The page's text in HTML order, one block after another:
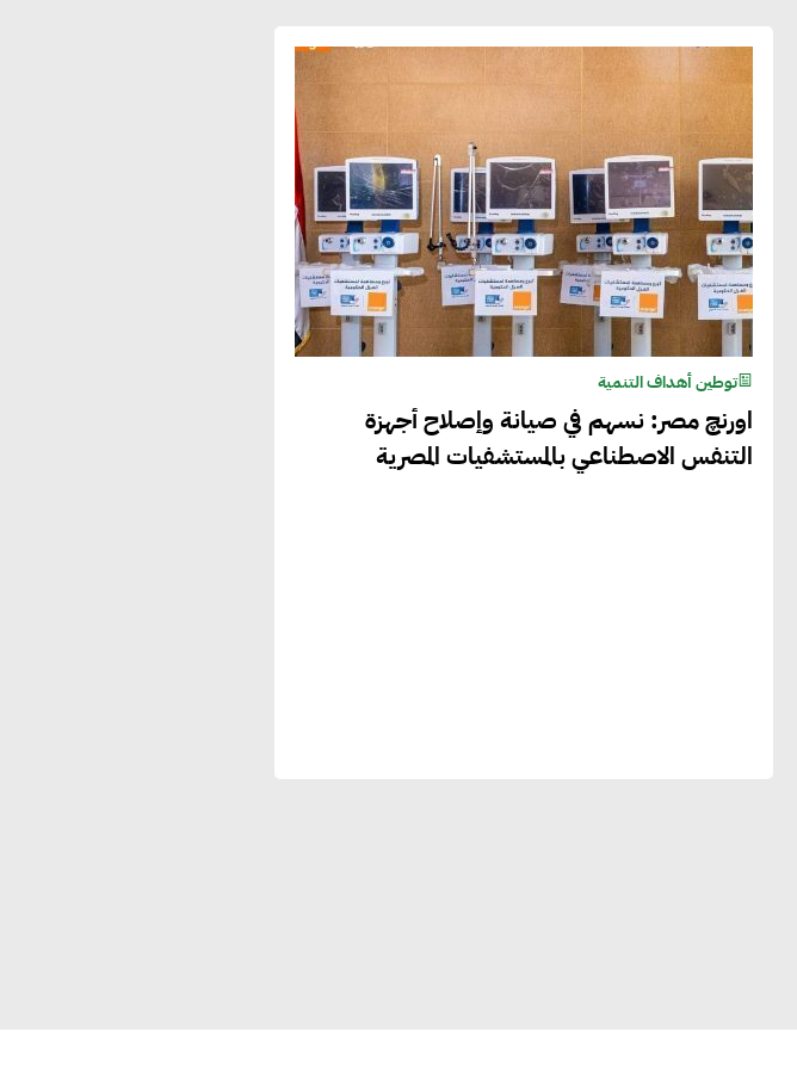
توطين أهداف التنمية
اورنچ مصر: نسهم في صيانة وإصلاح أجهزة
التنفس الاصطناعي بالمستشفيات المصرية